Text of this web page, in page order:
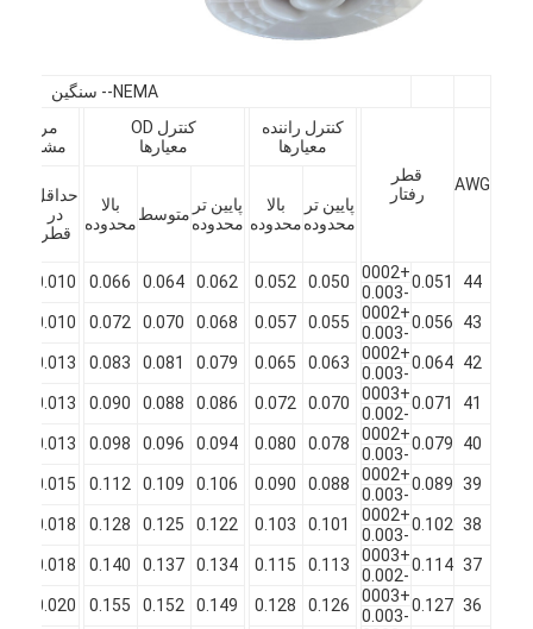
درباره ما
با ما تماس بگیرید
پرونده ها
درخواست قیمت
سیم مس گرد معلق
سیم سیم پیچ مسی میناکاری شده
سیم مس عایق شده از گچ
سیم مغناطیسی ملمع
NEMA-- سنگین
AWG
قطر
رفتار
کنترل راننده
معیارها
کنترل OD
معیارها
مرزهای
پایین تر
محدوده
بالا
محدوده
پایین تر
محدودهمتوسط
بالا
محدوده
حداقل
در
قطر
44
0.051
+0002
0.050
0.052
0.062
0.064
0.066
0.010
-0.003
43
0.056
+0002
0.055
0.057
0.068
0.070
0.072
0.010
-0.003
42
0.064
+0002
0.063
0.065
0.079
0.081
0.083
0.013
-0.003
41
0.071
+0003
0.070
0.072
0.086
0.088
0.090
0.013
-0.002
40
0.079
+0002
0.078
0.080
0.094
0.096
0.098
0.013
-0.003
39
0.089
+0002
0.088
0.090
0.106
0.109
0.112
0.015
-0.003
38
0.102
+0002
0.101
0.103
0.122
0.125
0.128
0.018
-0.003
37
0.114
+0003
0.113
0.115
0.134
0.137
0.140
0.018
-0.002
36
0.127
+0003
0.126
0.128
0.149
0.152
0.155
0.020
-0.003